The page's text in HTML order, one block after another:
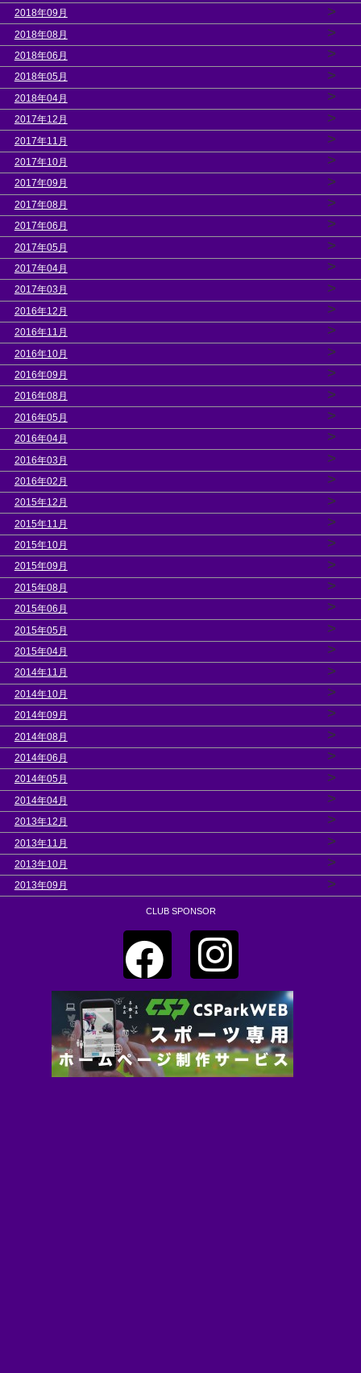
2018年09月 >
2018年08月 >
2018年06月 >
2018年05月 >
2018年04月 >
2017年12月 >
2017年11月 >
2017年10月 >
2017年09月 >
2017年08月 >
2017年06月 >
2017年05月 >
2017年04月 >
2017年03月 >
2016年12月 >
2016年11月 >
2016年10月 >
2016年09月 >
2016年08月 >
2016年05月 >
2016年04月 >
2016年03月 >
2016年02月 >
2015年12月 >
2015年11月 >
2015年10月 >
2015年09月 >
2015年08月 >
2015年06月 >
2015年05月 >
2015年04月 >
2014年11月 >
2014年10月 >
2014年09月 >
2014年08月 >
2014年06月 >
2014年05月 >
2014年04月 >
2013年12月 >
2013年11月 >
2013年10月 >
2013年09月 >
CLUB SPONSOR